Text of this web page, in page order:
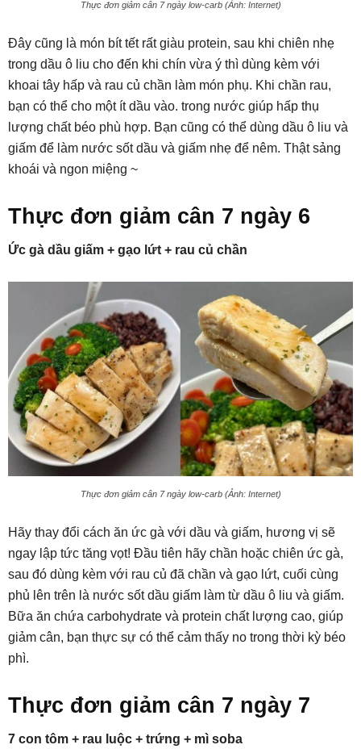
Thực đơn giảm cân 7 ngày low-carb (Ảnh: Internet)
Đây cũng là món bít tết rất giàu protein, sau khi chiên nhẹ
trong dầu ô liu cho đến khi chín vừa ý thì dùng kèm với
khoai tây hấp và rau củ chần làm món phụ. Khi chần rau,
bạn có thể cho một ít dầu vào. trong nước giúp hấp thụ
lượng chất béo phù hợp. Bạn cũng có thể dùng dầu ô liu và
giấm để làm nước sốt dầu và giấm nhẹ để nêm. Thật sảng
khoái và ngon miệng ~
Thực đơn giảm cân 7 ngày 6
Ức gà dầu giấm + gạo lứt + rau củ chần
Thực đơn giảm cân 7 ngày low-carb (Ảnh: Internet)
Hãy thay đổi cách ăn ức gà với dầu và giấm, hương vị sẽ
ngay lập tức tăng vọt! Đầu tiên hãy chần hoặc chiên ức gà,
sau đó dùng kèm với rau củ đã chần và gạo lứt, cuối cùng
phủ lên trên là nước sốt dầu giấm làm từ dầu ô liu và giấm.
Bữa ăn chứa carbohydrate và protein chất lượng cao, giúp
giảm cân, bạn thực sự có thể cảm thấy no trong thời kỳ béo
phì.
Thực đơn giảm cân 7 ngày 7
7 con tôm + rau luộc + trứng + mì soba